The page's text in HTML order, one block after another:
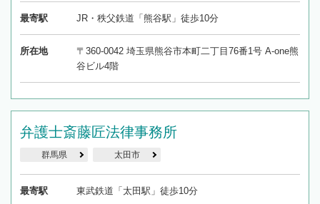
最寄駅 JR・秩父鉄道「熊谷駅」徒歩10分
所在地
〒360-0042 埼玉県熊谷市本町二丁目76番1号 A-one熊
谷ビル4階
弁護士斎藤匠法律事務所
群馬県 太田市
最寄駅 東武鉄道「太田駅」徒歩10分